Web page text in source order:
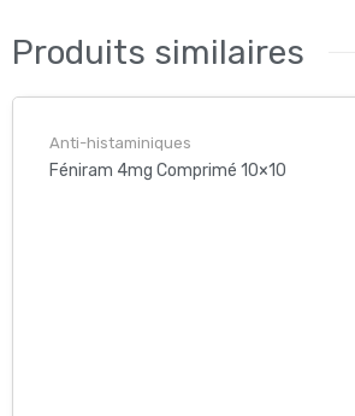
Produits similaires
Anti-histaminiques
Féniram 4mg Comprimé 10×10